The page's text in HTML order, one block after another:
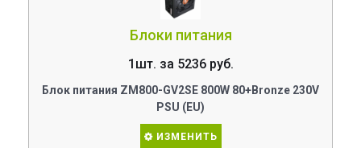
Блоки питания
1шт. за 5236 руб.
Блок питания ZM800-GV2SE 800W 80+Bronze 230V
PSU (EU)
ИЗМЕНИТЬ